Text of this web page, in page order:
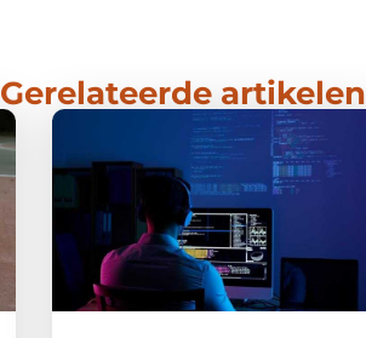
Gerelateerde artikelen